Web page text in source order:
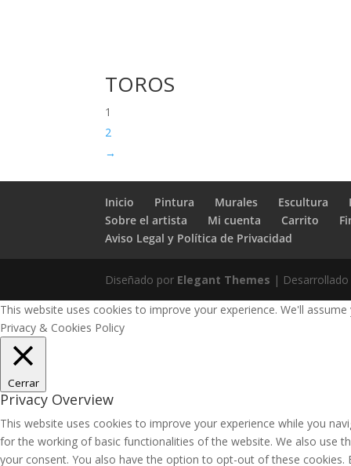
TOROS
1
2
→
Inicio Pintura Murales Escultura
Sobre el artista
Mi cuenta Carrito
Aviso Legal y Política de Privacidad
Diseñado por Elegant Themes |
This website uses cookies to improve your experience. We'll
Privacy & Cookies Policy
Cerrar
Privacy Overview
This website uses cookies to improve your experience while you
for the working of basic functionalities of the website. We also use
your consent. You also have the option to opt-out of these